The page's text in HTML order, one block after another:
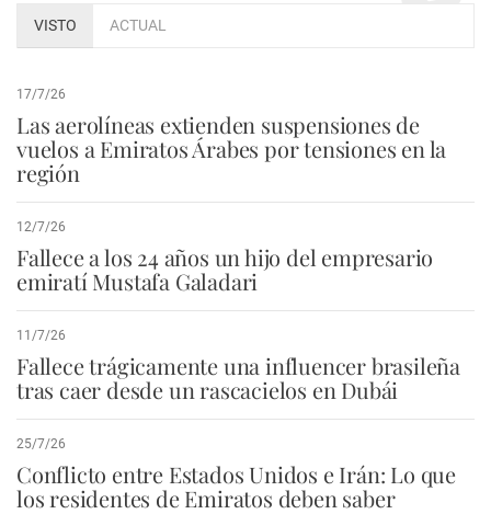
VISTO ACTUAL
17/7/26
Las aerolíneas extienden suspensiones de
vuelos a Emiratos Árabes por tensiones en la
región
12/7/26
Fallece a los 24 años un hijo del empresario
emiratí Mustafa Galadari
11/7/26
Fallece trágicamente una influencer brasileña
tras caer desde un rascacielos en Dubái
25/7/26
Conflicto entre Estados Unidos e Irán: Lo que
los residentes de Emiratos deben saber